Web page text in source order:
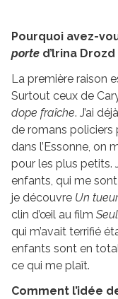
Pourquoi avez-
porte d’lrina Drozd
La première raison
Surtout ceux de
dope fraîche. J’ai
de romans policiers
dans l’Essonne, on
pour les plus petits.
enfants, qui me
je découvre Un
clin d’œil au film
qui m’avait terrifié
enfants sont en
ce qui me plaît.
Comment l’idée